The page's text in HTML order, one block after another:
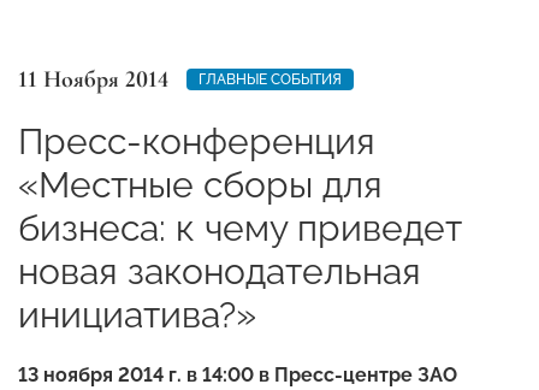
11 Ноября 2014 ГЛАВНЫЕ СОБЫТИЯ
Пресс-конференция
«Местные сборы для
бизнеса: к чему приведет
новая законодательная
инициатива?»
13 ноября 2014 г. в 14:00 в Пресс-центре ЗАО